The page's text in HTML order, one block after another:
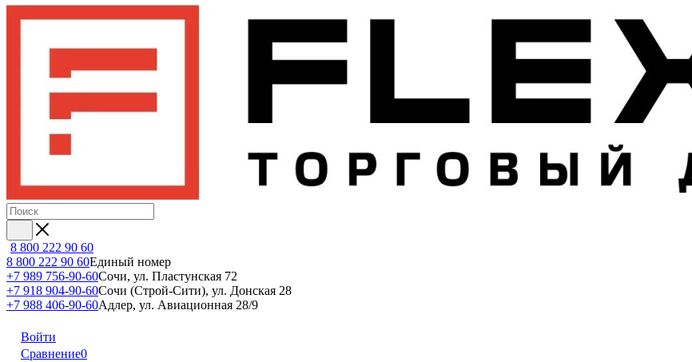
8 800 222 90 60
8 800 222 90 60Единый номер
+7 989 756-90-60Сочи, ул. Пластунская 72
+7 918 904-90-60Сочи (Строй-Сити), ул. Донская 28
+7 988 406-90-60Адлер, ул. Авиационная 28/9
Войти
Сравнение0